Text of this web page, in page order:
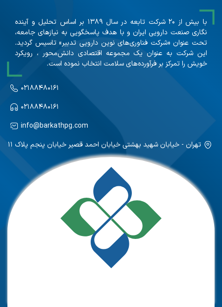
با بیش از ۲۰ شرکت تابعه در سال ۱۳۸۹ بر اساس تحلیل و آینده
نگاری صنعت دارویی ایران و با هدف پاسخگویی به نیازهای جامعه،
تحت عنوان «شرکت فناوری‌های نوین دارویی تدبیر» تاسیس گردید.
این شرکت به عنوان یک مجموعه اقتصادی دانش‌محور ، رویکرد
خویش را تمرکز بر فرآورده‌های سلامت انتخاب نموده است.
۰۲۱۸۸۴۸۰۱۶۱
۰۲۱۸۸۴۸۰۱۶۱
info@barkathpg.com
تهران - خیابان شهید بهشتی خیابان احمد قصیر خیابان پنجم پلاک ۱۱